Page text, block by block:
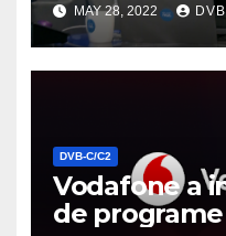
MAY 28, 2022
DVB-C/C2
Vodafone a
de